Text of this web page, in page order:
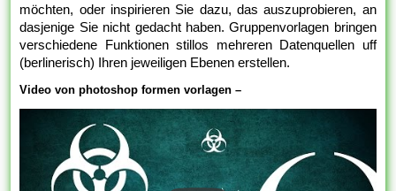
möchten, oder inspirieren Sie dazu, das auszuprobieren, an
dasjenige Sie nicht gedacht haben. Gruppenvorlagen bringen
verschiedene Funktionen stillos mehreren Datenquellen uff
(berlinerisch) Ihren jeweiligen Ebenen erstellen.
Video von photoshop formen vorlagen –